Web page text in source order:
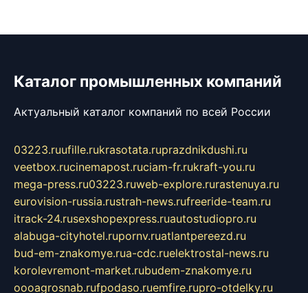
Каталог промышленных компаний
Актуальный каталог компаний по всей России
03223.ruufille.rukrasotata.ruprazdnikdushi.ru
veetbox.rucinemapost.ruciam-fr.rukraft-you.ru
mega-press.ru03223.ruweb-explore.rurastenuya.ru
eurovision-russia.rustrah-news.rufreeride-team.ru
itrack-24.rusexshopexpress.ruautostudiopro.ru
alabuga-cityhotel.rupornv.ruatlantpereezd.ru
bud-em-znakomye.rua-cdc.ruelektrostal-news.ru
korolevremont-market.rubudem-znakomye.ru
oooagrosnab.rufpodaso.ruemfire.rupro-otdelky.ru